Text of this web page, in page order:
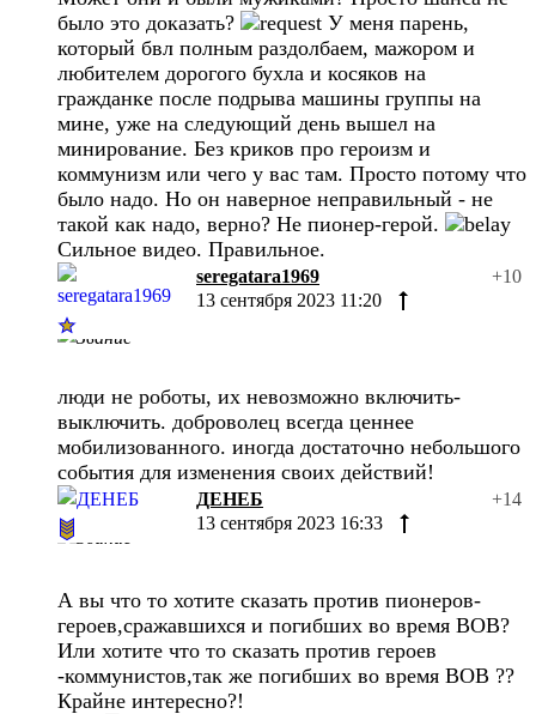
было это доказать?
У меня парень,
который бвл полным раздолбаем, мажором и
любителем дорогого бухла и косяков на
гражданке после подрыва машины группы на
мине, уже на следующий день вышел на
минирование. Без криков про героизм и
коммунизм или чего у вас там. Просто потому что
было надо. Но он наверное неправильный - не
такой как надо, верно? Не пионер-герой.
Сильное видео. Правильное.
seregatara1969
+10
13 сентября 2023 11:20
люди не роботы, их невозможно включить-
выключить. доброволец всегда ценнее
мобилизованного. иногда достаточно небольшого
события для изменения своих действий!
ДЕНЕБ
+14
13 сентября 2023 16:33
А вы что то хотите сказать против пионеров-
героев,сражавшихся и погибших во время ВОВ?
Или хотите что то сказать против героев
-коммунистов,так же погибших во время ВОВ ??
Крайне интересно?!